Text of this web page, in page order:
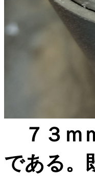
７３ｍ
である。